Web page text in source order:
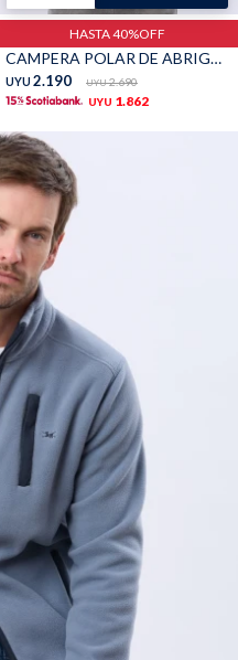
HASTA 40%OFF
CAMPERA POLAR DE ABRIGO - Marino
UYU 2.190 UYU 2.690
UYU 1.862
Canjear mis puntos